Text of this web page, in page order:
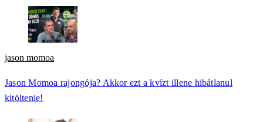
jason momoa
Jason Momoa rajongója? Akkor ezt a kvízt illene hibátlanul
kitöltenie!